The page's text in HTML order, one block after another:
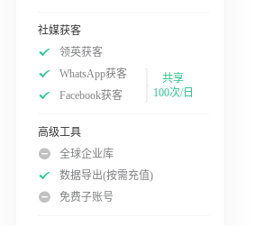
社媒获客
领英获客
WhatsApp获客
Facebook获客
共享
100次/日
高级工具
全球企业库
数据导出(按需充值)
免费子账号